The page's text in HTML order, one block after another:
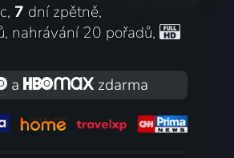
7 dní zpětně,
, nahrávání 20 pořadů,
a zdarma